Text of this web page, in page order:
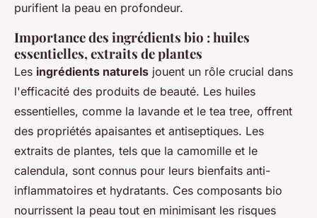
purifient la peau en profondeur.
Importance des ingrédients bio : huiles
essentielles, extraits de plantes
Les ingrédients naturels jouent un rôle crucial dans
l'efficacité des produits de beauté. Les huiles
essentielles, comme la lavande et le tea tree, offrent
des propriétés apaisantes et antiseptiques. Les
extraits de plantes, tels que la camomille et le
calendula, sont connus pour leurs bienfaits anti-
inflammatoires et hydratants. Ces composants bio
nourrissent la peau tout en minimisant les risques